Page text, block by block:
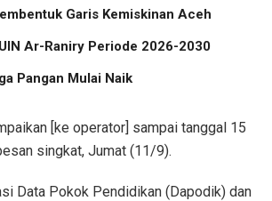
Garis Kemiskinan Aceh
Ar-Raniry Periode 2026-2030
Pangan Mulai Naik
[ke operator] sampai tanggal 15
singkat, Jumat (11/9).
Data Pokok Pendidikan (Dapodik) dan